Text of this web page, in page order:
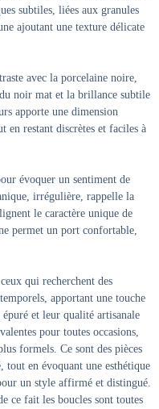
subtiles, liées aux granules
ajoutant une texture délicate
avec la porcelaine noire,
noir mat et la brillance subtile
apporte une dimension
en restant discrètes et faciles à
évoquer un sentiment de
irrégulière, rappelle la
le caractère unique de
permet un port confortable,
qui recherchent des
apportant une touche
et leur qualité artisanale
pour toutes occasions,
formels. Ce sont des pièces
en évoquant une esthétique
un style affirmé et distingué.
ce fait les boucles sont toutes